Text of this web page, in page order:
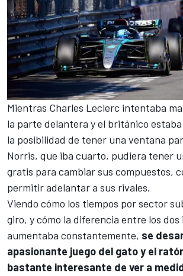
Mientras Charles Leclerc intentaba
la parte delantera y el británico
la posibilidad de tener una ventana
Norris, que iba cuarto, pudiera tener
gratis para cambiar sus compuestos,
permitir adelantar a sus rivales.
Viendo cómo los tiempos por sector
giro, y cómo la diferencia entre los dos
aumentaba constantemente, se
apasionante juego del gato y el
bastante interesante de ver a